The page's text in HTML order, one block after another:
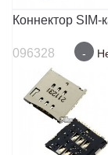
Коннектор SIM-
096328 -